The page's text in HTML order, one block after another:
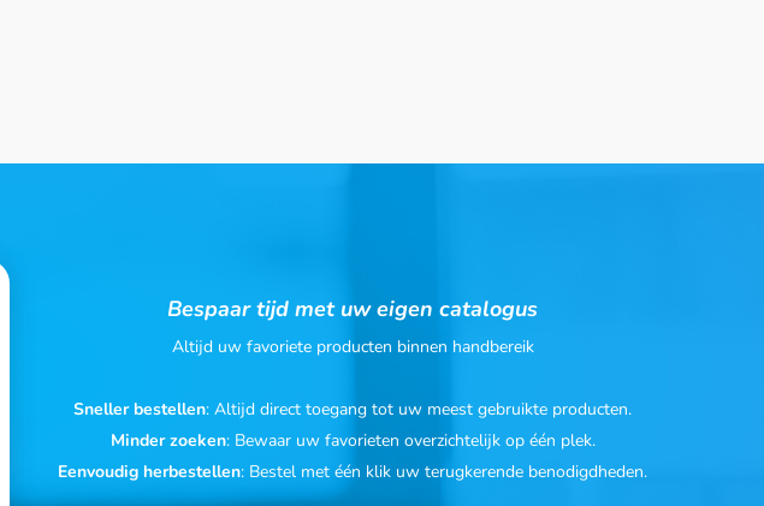
Bespaar tijd met uw eigen catalogus
Altijd uw favoriete producten binnen handbereik
Sneller bestellen: Altijd direct toegang tot uw meest gebruikte producten.
Minder zoeken: Bewaar uw favorieten overzichtelijk op één plek.
Eenvoudig herbestellen: Bestel met één klik uw terugkerende benodigdheden.